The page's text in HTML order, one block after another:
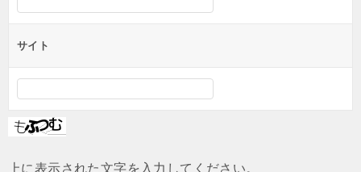
サイト
上に表示された文字を入力してください。